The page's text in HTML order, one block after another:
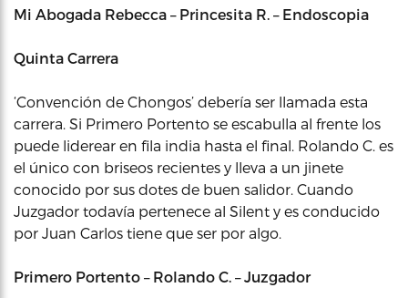
Mi Abogada Rebecca – Princesita R. – Endoscopia
Quinta Carrera
‘Convención de Chongos’ debería ser llamada esta
carrera. Si Primero Portento se escabulla al frente los
puede liderear en fila india hasta el final. Rolando C. es
el único con briseos recientes y lleva a un jinete
conocido por sus dotes de buen salidor. Cuando
Juzgador todavía pertenece al Silent y es conducido
por Juan Carlos tiene que ser por algo.
Primero Portento – Rolando C. – Juzgador